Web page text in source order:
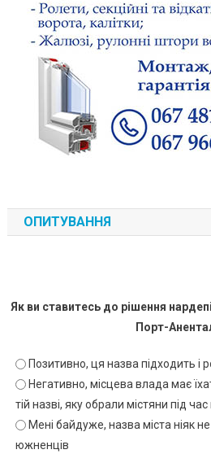
ОПИТУВАННЯ
Як ви ставитесь до рішення
Порт-
Позитивно, ця назва підходить і
Негативно, місцева влада має
тій назві, яку обрали містяни під
Мені байдуже, назва міста ніяк
южненців